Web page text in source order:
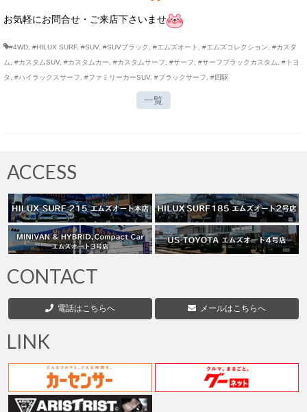
お気軽にお問合せ・ご来店下さいませ
#4WD #HILUX SURF, #SUV, #SUVブラック #エムズオート #エムズコレクション
#カスタ
ム
#カスタムSUV, #カスタムカー #カスタムサーフ #サーフ #サーフブラックカスタム
#トヨ
タ
#ハイラックスサーフ #ファミリーカーSUV, #ブラックサーフ #四駆
一覧
ACCESS
CONTACT
電話はこちらへ メールはこちらへ
LINK